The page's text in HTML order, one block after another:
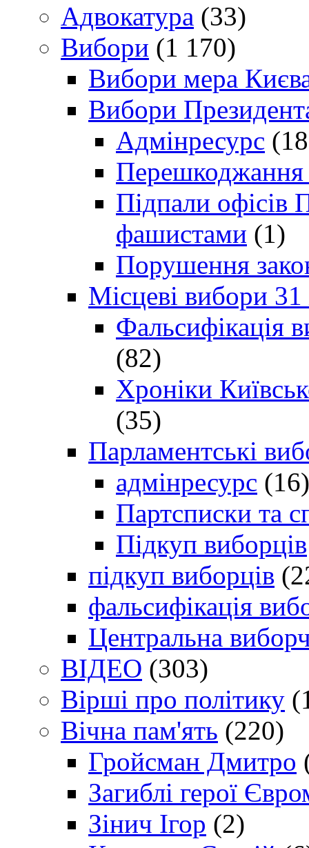
Адвокатура (33)
Вибори (1 170)
Вибори мера
Вибори
Адмінресурс
Перешкоджання
Підпали офісів
фашистами (1)
Порушення
Місцеві вибори
Фальсифікація
(82)
Хроніки
(35)
Парламентські
адмінресурс (16)
Партсписки та
Підкуп виборців
підкуп виборців
фальсифікація
Центральна
ВІДЕО (303)
Вірші про політику
Вічна пам'ять (220)
Гройсман Дмитро
Загиблі герої
Зінич Ігор (2)